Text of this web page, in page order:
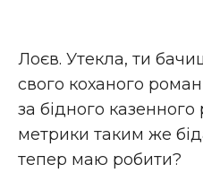
Лоєв. Утекла, ти
свого коханого
за бідного
метрики таким же
тепер маю робити?